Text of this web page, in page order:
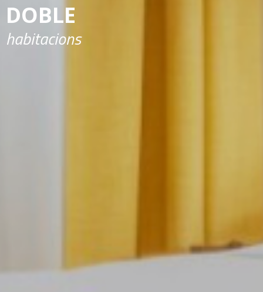
DOBLE
habitacions